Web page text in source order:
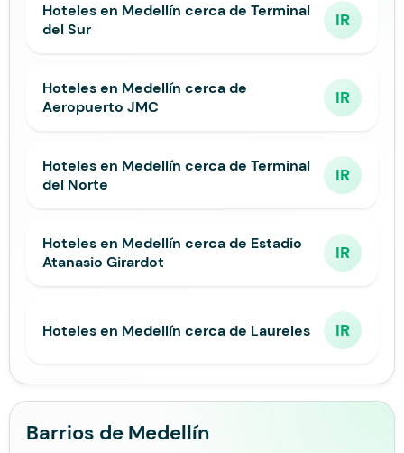
Hoteles en Medellín cerca de Terminal
del Sur
IR
Hoteles en Medellín cerca de
Aeropuerto JMC
IR
Hoteles en Medellín cerca de Terminal
del Norte
IR
Hoteles en Medellín cerca de Estadio
Atanasio Girardot
IR
Hoteles en Medellín cerca de Laureles IR
Barrios de Medellín